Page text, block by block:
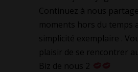
Continuez à nous
moments hors du temps
simplicité exemplaire .
plaisir de se rencontrer
Biz de nous 2